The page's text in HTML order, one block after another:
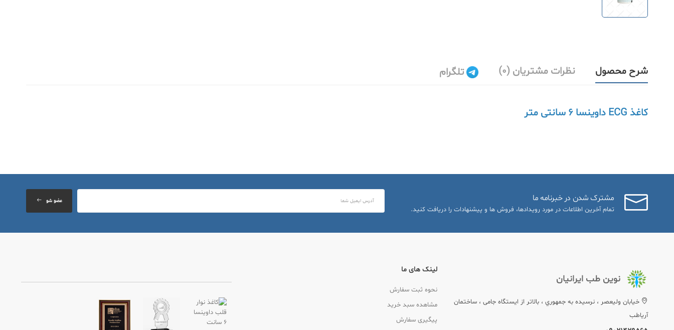
شرح محصول نظرات مشتریان (0) تلگرام
کاغذ ECG داوینسا 6 سانتی متر
مشترک شدن در خبرنامه ما
تمام آخرین اطلاعات در مورد رویدادها، فروش ها و پیشنهادات را دریافت کنید.
عضو شو
نوین طب ایرانیان
خيابان وليعصر ، نرسيده به جمهوري ، بالاتر از ایستگاه جامی ، ساختمان
آریاطب
لینک های ما
نحوه ثبت سفارش
مشاهده سبد خرید
پیگیری سفارش